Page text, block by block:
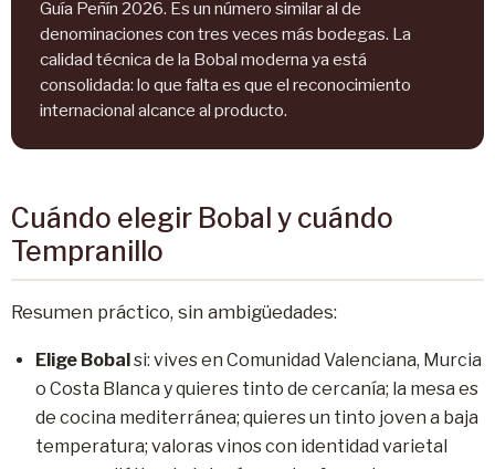
Guía Peñín 2026. Es un número similar al de
denominaciones con tres veces más bodegas. La
calidad técnica de la Bobal moderna ya está
consolidada: lo que falta es que el reconocimiento
internacional alcance al producto.
Cuándo elegir Bobal y cuándo
Tempranillo
Resumen práctico, sin ambigüedades:
Elige Bobal si: vives en Comunidad Valenciana, Murcia
o Costa Blanca y quieres tinto de cercanía; la mesa es
de cocina mediterránea; quieres un tinto joven a baja
temperatura; valoras vinos con identidad varietal